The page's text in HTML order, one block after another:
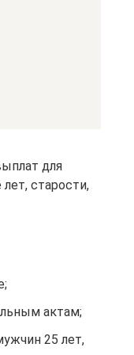
для
старости,
актам;
25 лет,